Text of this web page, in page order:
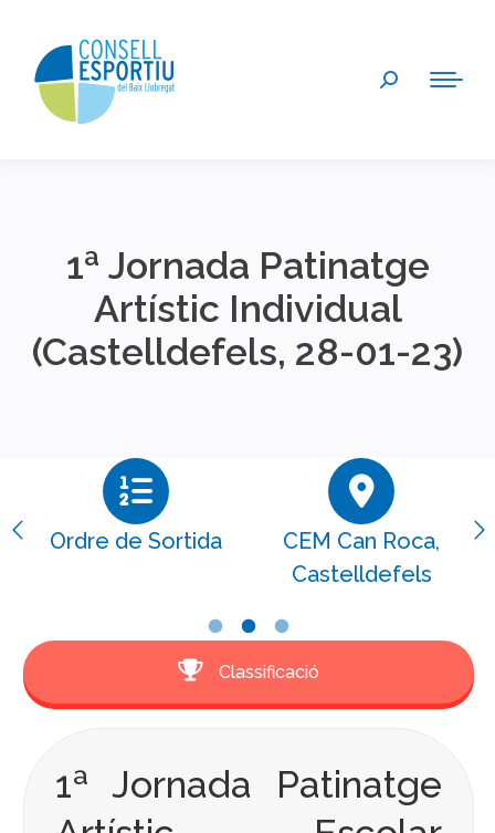
Search:
1ª Jornada Patinatge
Artístic Individual
(Castelldefels, 28-01-23)
Ordre de Sortida
CEM Can Roca,
Castelldefels
Classificació
1ª Jornada Patinatge